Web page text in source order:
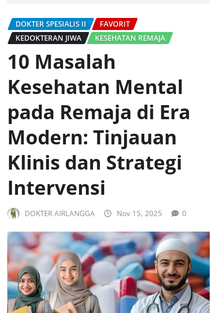
DOKTER SPESIALIS II
FAVORIT
KEDOKTERAN JIWA
KESEHATAN REMAJA
10 Masalah
Kesehatan Mental
pada Remaja di Era
Modern: Tinjauan
Klinis dan Strategi
Intervensi
DOKTER AIRLANGGA Nov 15, 2025 0